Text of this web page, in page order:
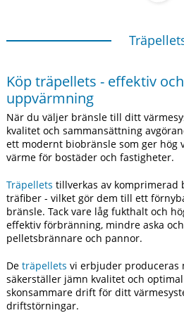
Köp träpellets - effektiv
uppvärmning
När du väljer bränsle till ditt
kvalitet och sammansättning
ett modernt biobränsle som ger hög
värme för bostäder och fastigheter.
Träpellets tillverkas av komprimerad
träfiber - vilket gör dem till ett
bränsle. Tack vare låg fukthalt och
effektiv förbränning, mindre aska
pelletsbrännare och pannor.
De träpellets vi erbjuder produceras
säkerställer jämn kvalitet och
skonsammare drift för ditt
driftstörningar.